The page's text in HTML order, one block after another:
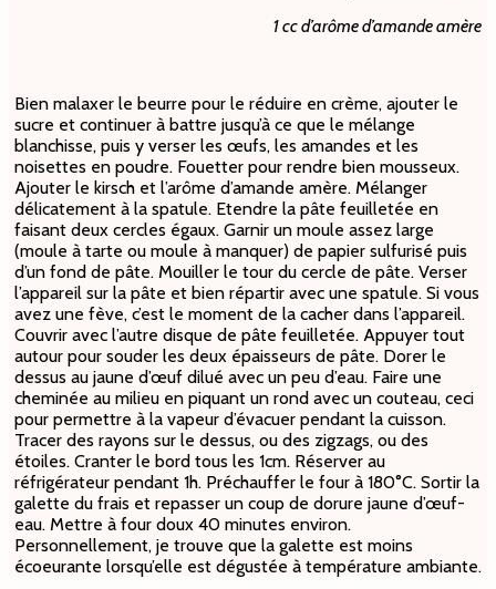
1 cc d’arôme d’amande amère
Bien malaxer le beurre pour le réduire en crème, ajouter le
sucre et continuer à battre jusqu’à ce que le mélange
blanchisse, puis y verser les œufs, les amandes et les
noisettes en poudre. Fouetter pour rendre bien mousseux.
Ajouter le kirsch et l’arôme d’amande amère. Mélanger
délicatement à la spatule. Etendre la pâte feuilletée en
faisant deux cercles égaux. Garnir un moule assez large
(moule à tarte ou moule à manquer) de papier sulfurisé puis
d’un fond de pâte. Mouiller le tour du cercle de pâte. Verser
l’appareil sur la pâte et bien répartir avec une spatule. Si vous
avez une fève, c’est le moment de la cacher dans l’appareil.
Couvrir avec l’autre disque de pâte feuilletée. Appuyer tout
autour pour souder les deux épaisseurs de pâte. Dorer le
dessus au jaune d’œuf dilué avec un peu d’eau. Faire une
cheminée au milieu en piquant un rond avec un couteau, ceci
pour permettre à la vapeur d’évacuer pendant la cuisson.
Tracer des rayons sur le dessus, ou des zigzags, ou des
étoiles. Cranter le bord tous les 1cm. Réserver au
réfrigérateur pendant 1h. Préchauffer le four à 180°C. Sortir la
galette du frais et repasser un coup de dorure jaune d’œuf-
eau. Mettre à four doux 40 minutes environ.
Personnellement, je trouve que la galette est moins
écoeurante lorsqu’elle est dégustée à température ambiante.